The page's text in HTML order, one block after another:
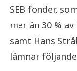
SEB fonder,
mer än 30 %
samt Hans
lämnar